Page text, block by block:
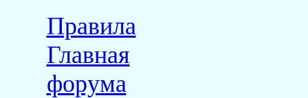
Правила
Главная
форума